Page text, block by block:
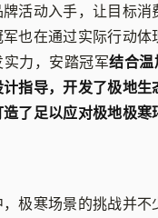
活动入手，让目标消
也在通过实际行动体
力，安踏冠军结合
指导，开发了极地生
了足以应对极地极寒
极寒场景的挑战并不